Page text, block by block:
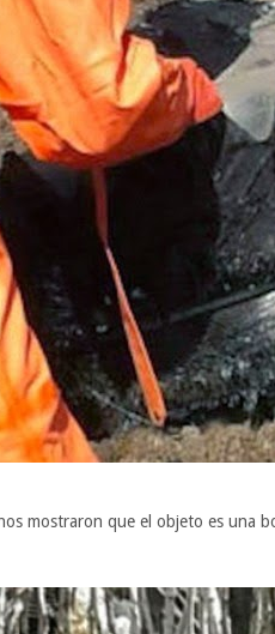
mostraron que el objeto es una